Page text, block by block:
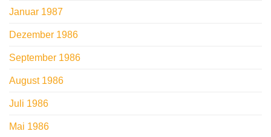
Januar 1987
Dezember 1986
September 1986
August 1986
Juli 1986
Mai 1986